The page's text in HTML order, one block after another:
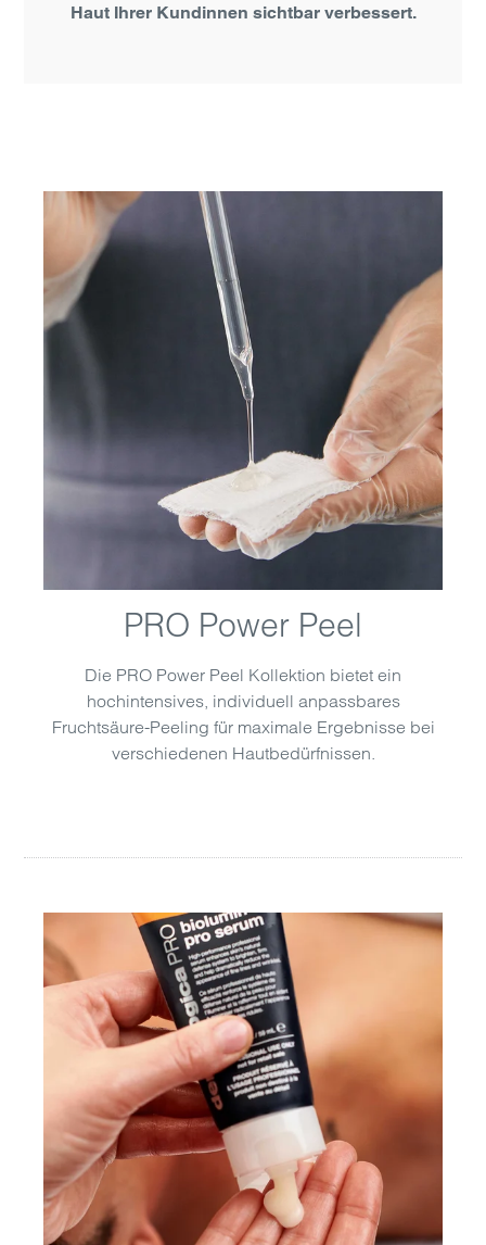
Haut Ihrer Kundinnen sicht­bar verbessert.
PRO Power Peel
Die PRO Power Peel Kollektion bietet ein
hochintensives, individuell anpassbares
Fruchtsäure-Peeling für maximale Ergebnisse bei
verschiedenen Hautbedürfnissen.